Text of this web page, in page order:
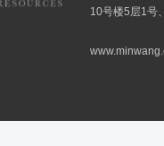
10号楼5层1号